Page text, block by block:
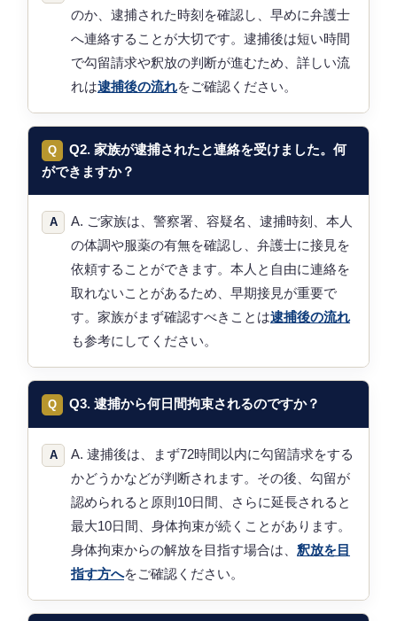
のか、逮捕された時刻を確認し、早めに弁護士
へ連絡することが大切です。逮捕後は短い時間
で勾留請求や釈放の判断が進むため、詳しい流
れは逮捕後の流れをご確認ください。
Q2. 家族が逮捕されたと連絡を受けました。何
ができますか？
A. ご家族は、警察署、容疑名、逮捕時刻、本人
の体調や服薬の有無を確認し、弁護士に接見を
依頼することができます。本人と自由に連絡を
取れないことがあるため、早期接見が重要で
す。家族がまず確認すべきことは逮捕後の流れ
も参考にしてください。
Q3. 逮捕から何日間拘束されるのですか？
A. 逮捕後は、まず72時間以内に勾留請求をする
かどうかなどが判断されます。その後、勾留が
認められると原則10日間、さらに延長されると
最大10日間、身体拘束が続くことがあります。
身体拘束からの解放を目指す場合は、 釈放を目
指す方へをご確認ください。